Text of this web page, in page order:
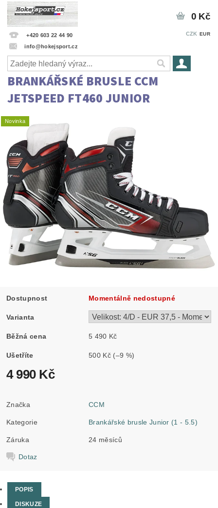
+420 603 22 44 90
info@hokejsport.cz
CZK EUR
0 Kč
BRANKÁŘSKÉ BRUSLE CCM
JETSPEED FT460 JUNIOR
Novinka
Dostupnost Momentálně nedostupné
Varianta
Běžná cena 5 490 Kč
Ušetříte 500 Kč (–9 %)
4 990 Kč
Značka CCM
Kategorie Brankářské brusle Junior (1 - 5.5)
Záruka 24 měsíců
Dotaz
POPIS
DISKUZE